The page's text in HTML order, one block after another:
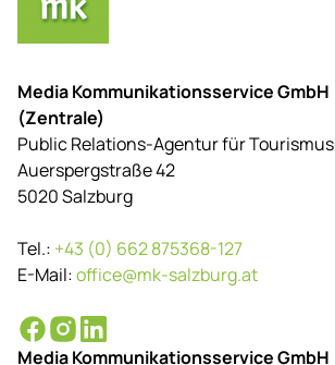
Media Kommunikationsservice GmbH
(Zentrale)
Public Relations-Agentur für Tourismus
Auerspergstraße 42
5020 Salzburg
Tel.: +43 (0) 662 875368-127
E-Mail:office@mk-salzburg.at
Media Kommunikationsservice GmbH